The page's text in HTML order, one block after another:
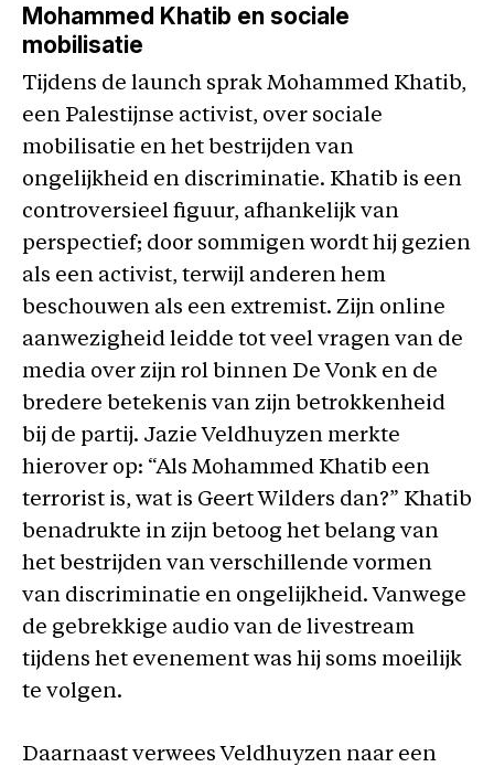
Mohammed Khatib en sociale
mobilisatie
Tijdens de launch sprak Mohammed Khatib,
een Palestijnse activist, over sociale
mobilisatie en het bestrijden van
ongelijkheid en discriminatie. Khatib is een
controversieel figuur, afhankelijk van
perspectief; door sommigen wordt hij gezien
als een activist, terwijl anderen hem
beschouwen als een extremist. Zijn online
aanwezigheid leidde tot veel vragen van de
media over zijn rol binnen De Vonk en de
bredere betekenis van zijn betrokkenheid
bij de partij. Jazie Veldhuyzen merkte
hierover op: “Als Mohammed Khatib een
terrorist is, wat is Geert Wilders dan?” Khatib
benadrukte in zijn betoog het belang van
het bestrijden van verschillende vormen
van discriminatie en ongelijkheid. Vanwege
de gebrekkige audio van de livestream
tijdens het evenement was hij soms moeilijk
te volgen.
Daarnaast verwees Veldhuyzen naar een